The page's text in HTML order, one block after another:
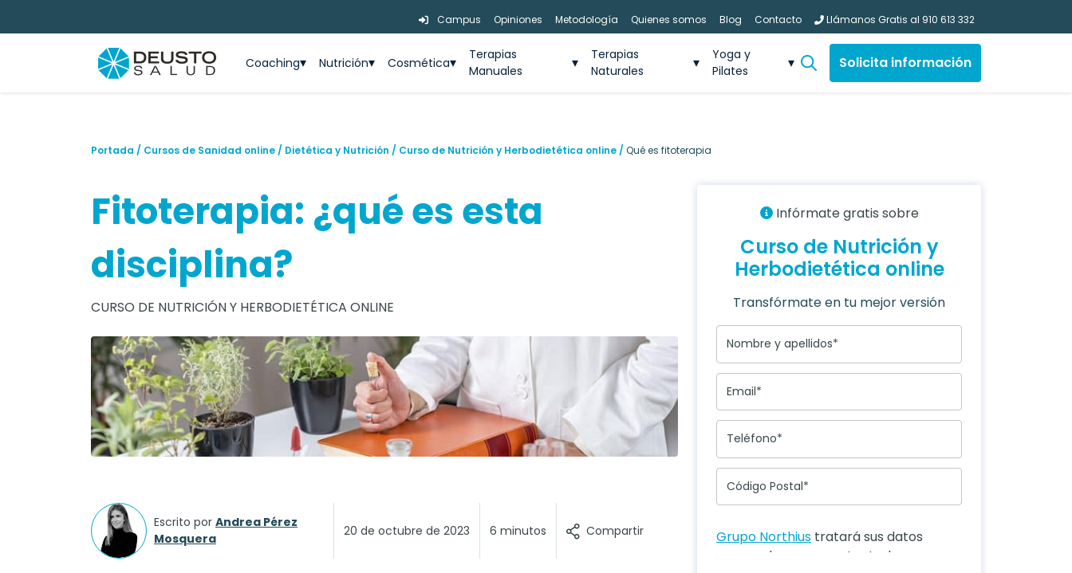
Campus Opiniones Metodología Quienes somos Blog Contacto Llámanos Gratis al 910 613 332
Coaching Nutrición Cosmética
Terapias
Manuales
Terapias
Naturales
Yoga y
Pilates
Solicita información
Portada / Cursos de Sanidad online / Dietética y Nutrición / Curso de Nutrición y Herbodietética online / Qué es fitoterapia
Fitoterapia: ¿qué es esta
disciplina?
CURSO DE NUTRICIÓN Y HERBODIETÉTICA ONLINE
Escrito por Andrea Pérez
Mosquera
20 de octubre de 2023 6 minutos Compartir
Infórmate gratis sobre
Curso de Nutrición y
Herbodietética online
Transfórmate en tu mejor versión
Nombre y apellidos*
Email*
Teléfono*
Código Postal*
Grupo Northius tratará sus datos
personales para contactarle por